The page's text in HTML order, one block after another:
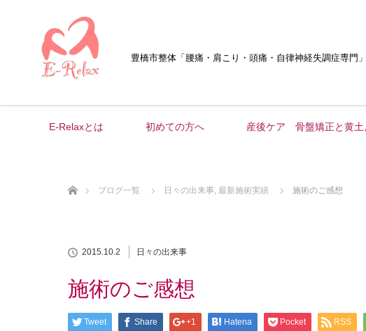
豊橋市整体 「腰痛・肩こり・頭痛・自律神経失調症専門」
E-Relaxとは 初めての方へ 産後ケア 骨盤矯正と黄土
ブログ一覧
日々の出来事, 最新施術実績 施術のご感想
2015.10.2 日々の出来事
施術のご感想
Tweet Share +1 Hatena Pocket RSS